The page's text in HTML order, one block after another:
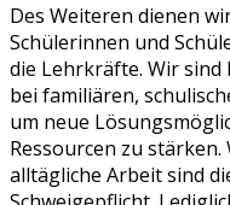
Des Weiteren dienen
Schülerinnen und
die Lehrkräfte. Wir
bei familiären,
um neue
Ressourcen zu
alltägliche Arbeit sind